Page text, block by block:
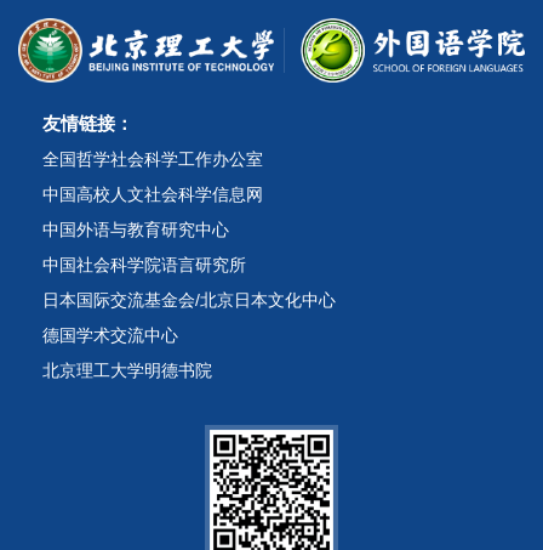
友情链接：
全国哲学社会科学工作办公室
中国高校人文社会科学信息网
中国外语与教育研究中心
中国社会科学院语言研究所
日本国际交流基金会/北京日本文化中心
德国学术交流中心
北京理工大学明德书院